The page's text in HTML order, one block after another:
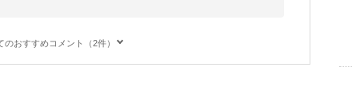
のおすすめコメント（2件）